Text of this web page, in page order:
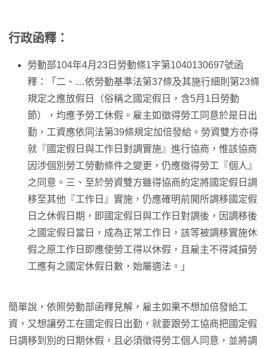
行政函釋：
勞動部104年4月23日勞動條1字第1040130697號函
釋：「二、…依勞動基準法第37條及其施行細則第23條
規定之應放假日（俗稱之國定假日，含5月1日勞動
節），均應予勞工休假。雇主如徵得勞工同意於是日出
勤，工資應依同法第39條規定加倍發給。勞資雙方亦得
就『國定假日與工作日對調實施』進行協商，惟該協商
因涉個別勞工勞動條件之變更，仍應徵得勞工『個人』
之同意。三、至於勞資雙方雖得協商約定將國定假日調
移至其他『工作日』實施，仍應確明前開所調移國定假
日之休假日期，即國定假日與工作日對調後，因調移後
之國定假日當日，成為正常工作日，該等被調移實施休
假之原工作日即應使勞工得以休假，且雇主不得減損勞
工應有之國定休假日數，始屬適法。」
簡單說，依照勞動部函釋見解，雇主如果不想加倍發給工
資，又想讓勞工在國定假日出勤，就要跟勞工協商把國定假
日調移到別的日期休假，且必須徵得勞工個人同意，並將調